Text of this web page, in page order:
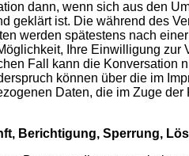
dann, wenn sich aus den
geklärt ist. Die während des
werden spätestens nach
Ihre Einwilligung zur
Fall kann die Konversation
können über die im
Daten, die im Zuge
Berichtigung, Sperrung,